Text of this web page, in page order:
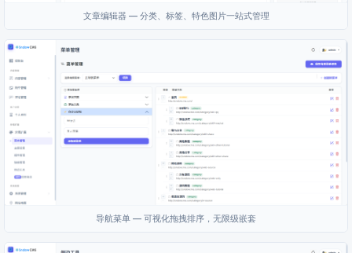
文章编辑器 — 分类、标签、特色图片一站式管理
导航菜单 — 可视化拖拽排序，无限级嵌套